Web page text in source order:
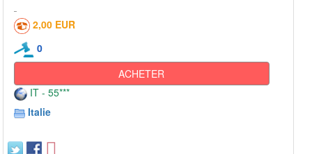
2,00 EUR
0
ACHETER
IT - 55***
Italie